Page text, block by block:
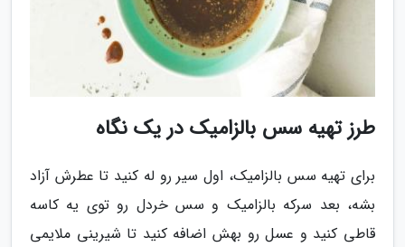
طرز تهیه سس بالزامیک در یک نگاه
برای تهیه سس بالزامیک، اول سیر رو له کنید تا عطرش آزاد
بشه، بعد سرکه بالزامیک و سس خردل رو توی یه کاسه
قاطی کنید و عسل رو بهش اضافه کنید تا شیرینی ملایمی